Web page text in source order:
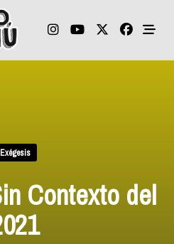
Exégesis
Contexto del